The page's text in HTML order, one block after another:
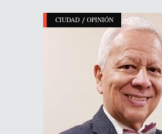
CIUDAD / OPINIÓN